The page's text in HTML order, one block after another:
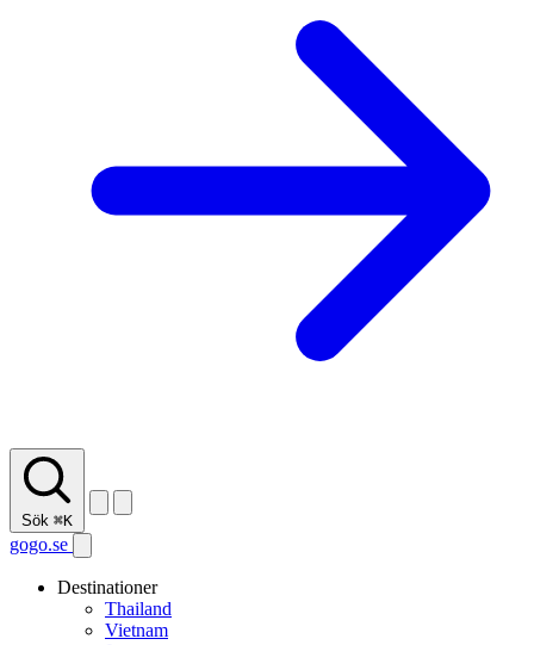
Sök ⌘K
gogo.se
Destinationer
Thailand
Vietnam